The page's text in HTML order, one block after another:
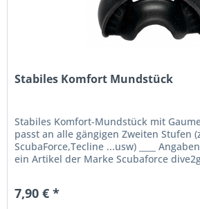
Stabiles Komfort Mundstück
Stabiles Komfort-Mundstück mit
passt an alle gängigen Zweiten Stufen
ScubaForce,Tecline ...usw) ____
ein Artikel der Marke Scubaforce
7,90 € *